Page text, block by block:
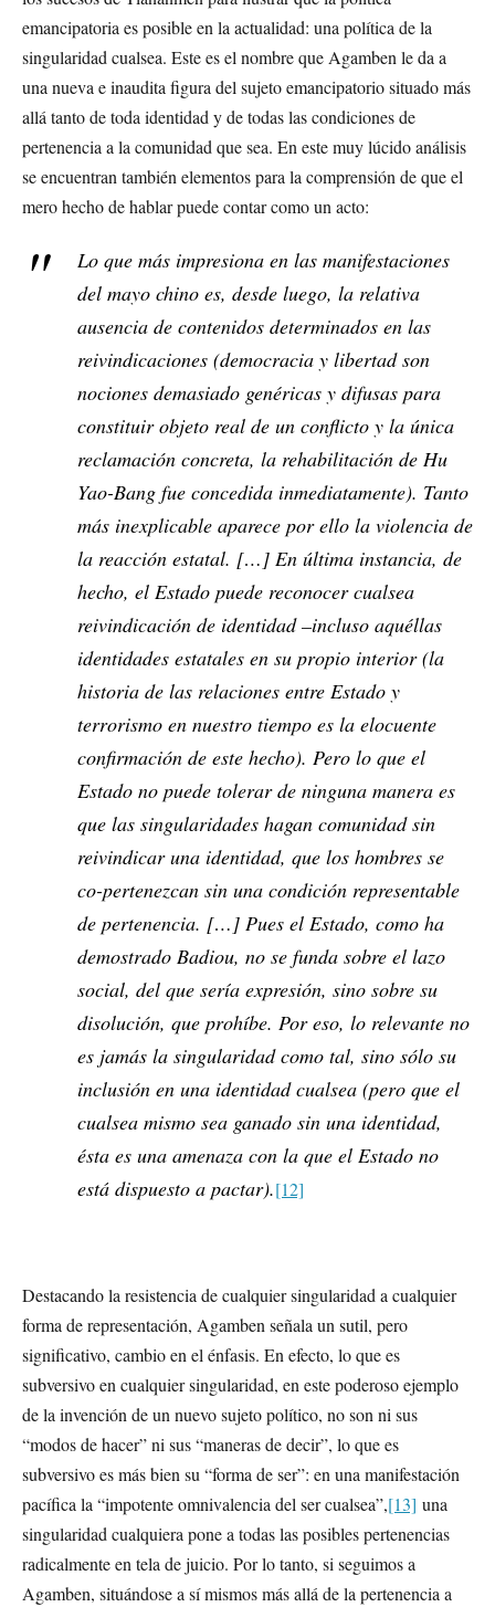
emancipatoria es posible en la actualidad: una política de la
singularidad cualsea. Este es el nombre que Agamben le da a
una nueva e inaudita figura del sujeto emancipatorio situado más
allá tanto de toda identidad y de todas las condiciones de
pertenencia a la comunidad que sea. En este muy lúcido análisis
se encuentran también elementos para la comprensión de que el
mero hecho de hablar puede contar como un acto:
Lo que más impresiona en las manifestaciones
del mayo chino es, desde luego, la relativa
ausencia de contenidos determinados en las
reivindicaciones (democracia y libertad son
nociones demasiado genéricas y difusas para
constituir objeto real de un conflicto y la única
reclamación concreta, la rehabilitación de Hu
Yao-Bang fue concedida inmediatamente). Tanto
más inexplicable aparece por ello la violencia de
la reacción estatal. […] En última instancia, de
hecho, el Estado puede reconocer cualsea
reivindicación de identidad –incluso aquéllas
identidades estatales en su propio interior (la
historia de las relaciones entre Estado y
terrorismo en nuestro tiempo es la elocuente
confirmación de este hecho). Pero lo que el
Estado no puede tolerar de ninguna manera es
que las singularidades hagan comunidad sin
reivindicar una identidad, que los hombres se
co-pertenezcan sin una condición representable
de pertenencia. […] Pues el Estado, como ha
demostrado Badiou, no se funda sobre el lazo
social, del que sería expresión, sino sobre su
disolución, que prohíbe. Por eso, lo relevante no
es jamás la singularidad como tal, sino sólo su
inclusión en una identidad cualsea (pero que el
cualsea mismo sea ganado sin una identidad,
ésta es una amenaza con la que el Estado no
está dispuesto a pactar).[12]
Destacando la resistencia de cualquier singularidad a cualquier
forma de representación, Agamben señala un sutil, pero
significativo, cambio en el énfasis. En efecto, lo que es
subversivo en cualquier singularidad, en este poderoso ejemplo
de la invención de un nuevo sujeto político, no son ni sus
“modos de hacer” ni sus “maneras de decir”, lo que es
subversivo es más bien su “forma de ser”: en una manifestación
pacífica la “impotente omnivalencia del ser cualsea”,[13] una
singularidad cualquiera pone a todas las posibles pertenencias
radicalmente en tela de juicio. Por lo tanto, si seguimos a
Agamben, situándose a sí mismos más allá de la pertenencia a